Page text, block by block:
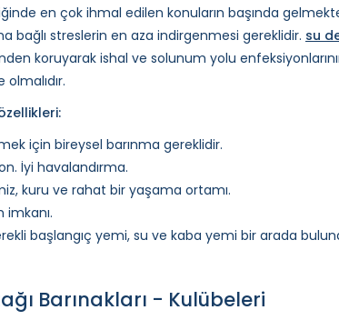
en çok ihmal edilen konuların başında
bağlı streslerin en aza indirgenmesi gereklidir. su
koruyarak ishal ve solunum yolu
için bireysel barınma gereklidir.
İyi havalandırma.
kuru ve rahat bir yaşama ortamı.
başlangıç yemi, su ve kaba yemi bir arada
Barınakları - Kulübeleri